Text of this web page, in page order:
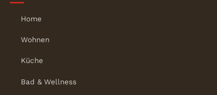
Home
Wohnen
Küche
Bad & Wellness